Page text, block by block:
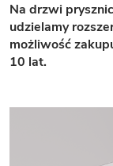
Na drzwi
udzielamy
możliwość
10 lat.